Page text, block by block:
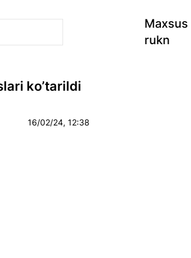
Maxsus
rukn
ko’tarildi
16/02/24, 12:38